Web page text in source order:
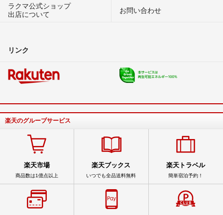
ラクマ公式ショップ
出店について
お問い合わせ
リンク
楽天のグループサービス
楽天市場
商品数は1億点以上
楽天ブックス
いつでも全品送料無料
楽天トラベル
簡単宿泊予約！